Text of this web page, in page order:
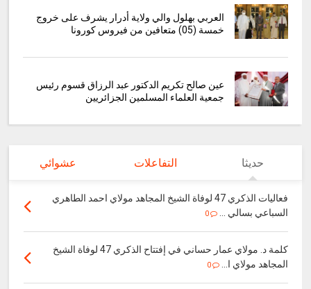
العربي بهلول والي ولاية أدرار يشرف على خروج
خمسة (05) متعافين من فيروس كورونا
عين صالح تكريم الدكتور عبد الرزاق قسوم رئيس
جمعية العلماء المسلمين الجزائريين
حديثا التفاعلات عشوائي
فعاليات الذكري 47 لوفاة الشيخ المجاهد مولاي احمد الطاهري
السباعي بسالي ...
0
كلمة د. مولاي عمار حساني في إفتتاح الذكري 47 لوفاة الشيخ
المجاهد مولاي ا...
0